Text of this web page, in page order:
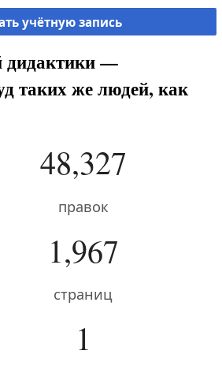
учётную запись
дидактики —
таких же людей, как
48,327
правок
1,967
страниц
1